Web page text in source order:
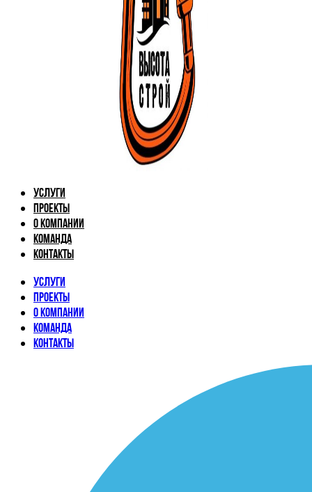
Услуги
Проекты
О компании
Команда
Контакты
Услуги
Проекты
О компании
Команда
Контакты